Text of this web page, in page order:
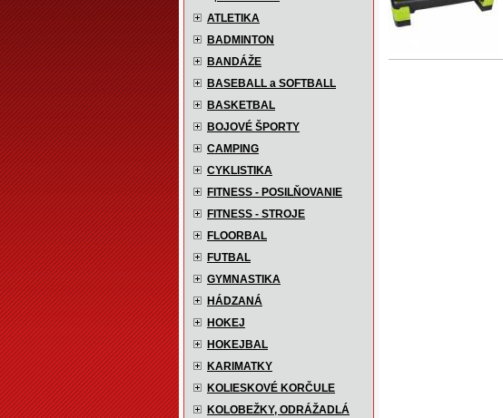
ATLETIKA
BADMINTON
BANDÁŽE
BASEBALL a SOFTBALL
BASKETBAL
BOJOVÉ ŠPORTY
CAMPING
CYKLISTIKA
FITNESS - POSILŇOVANIE
FITNESS - STROJE
FLOORBAL
FUTBAL
GYMNASTIKA
HÁDZANÁ
HOKEJ
HOKEJBAL
KARIMATKY
KOLIESKOVÉ KORČULE
KOLOBEŽKY, ODRÁŽADLÁ